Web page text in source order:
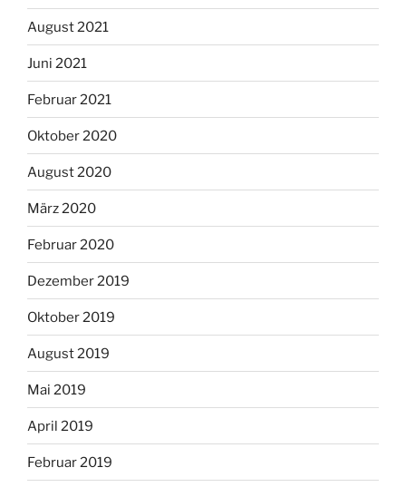
August 2021
Juni 2021
Februar 2021
Oktober 2020
August 2020
März 2020
Februar 2020
Dezember 2019
Oktober 2019
August 2019
Mai 2019
April 2019
Februar 2019